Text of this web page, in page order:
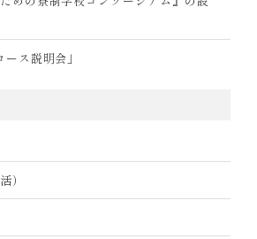
ス説明会」
）